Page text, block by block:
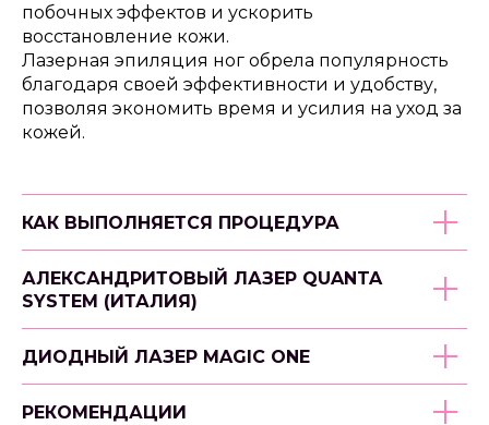
побочных эффектов и ускорить
восстановление кожи.
Лазерная эпиляция ног обрела популярность
благодаря своей эффективности и удобству,
позволяя экономить время и усилия на уход за
кожей.
КАК ВЫПОЛНЯЕТСЯ ПРОЦЕДУРА
АЛЕКСАНДРИТОВЫЙ ЛАЗЕР QUANTA
SYSTEM (ИТАЛИЯ)
ДИОДНЫЙ ЛАЗЕР MAGIC ONE
РЕКОМЕНДАЦИИ